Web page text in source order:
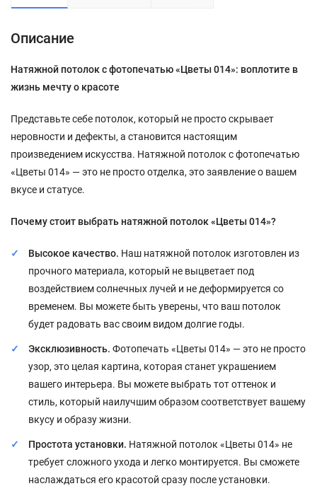
Описание
Натяжной потолок с фотопечатью «Цветы 014»: воплотите в
жизнь мечту о красоте
Представьте себе потолок, который не просто скрывает
неровности и дефекты, а становится настоящим
произведением искусства. Натяжной потолок с фотопечатью
«Цветы 014» — это не просто отделка, это заявление о вашем
вкусе и статусе.
Почему стоит выбрать натяжной потолок «Цветы 014»?
Высокое качество. Наш натяжной потолок изготовлен из
прочного материала, который не выцветает под
воздействием солнечных лучей и не деформируется со
временем. Вы можете быть уверены, что ваш потолок
будет радовать вас своим видом долгие годы.
Эксклюзивность. Фотопечать «Цветы 014» — это не просто
узор, это целая картина, которая станет украшением
вашего интерьера. Вы можете выбрать тот оттенок и
стиль, который наилучшим образом соответствует вашему
вкусу и образу жизни.
Простота установки. Натяжной потолок «Цветы 014» не
требует сложного ухода и легко монтируется. Вы сможете
наслаждаться его красотой сразу после установки.